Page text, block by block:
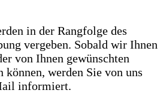
in der Rangfolge des
vergeben. Sobald wir Ihnen
von Ihnen gewünschten
können, werden Sie von uns
informiert.